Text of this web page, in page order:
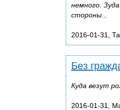
немного.
стороны...
2016-01-31,
Без
Куда везут
2016-01-31,